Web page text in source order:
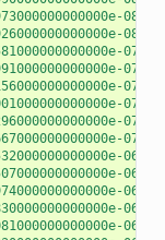
08
08
07
07
07
07
07
07
06
06
06
06
06